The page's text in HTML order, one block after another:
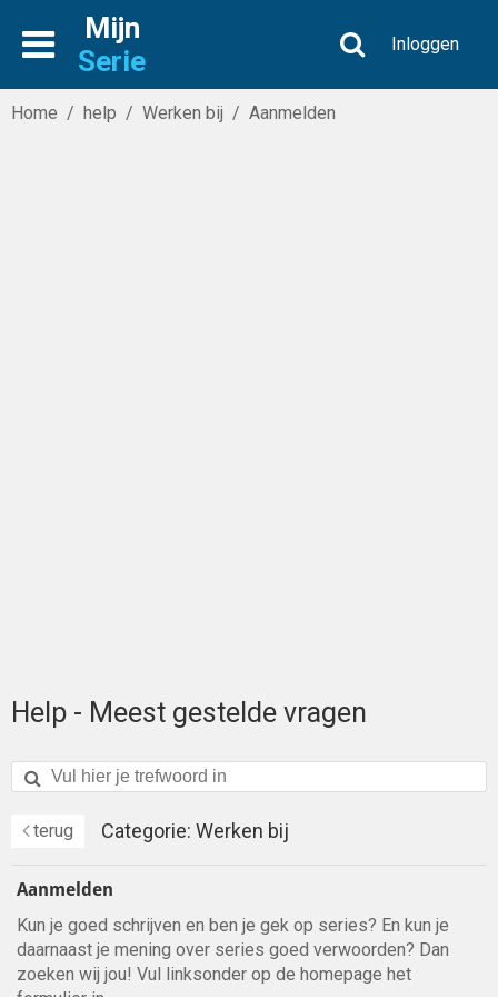
Mijn
Serie
Inloggen
Home / help / Werken bij / Aanmelden
Help - Meest gestelde vragen
terug Categorie: Werken bij
Aanmelden
Kun je goed schrijven en ben je gek op series? En kun je
daarnaast je mening over series goed verwoorden? Dan
zoeken wij jou! Vul linksonder op de homepage het